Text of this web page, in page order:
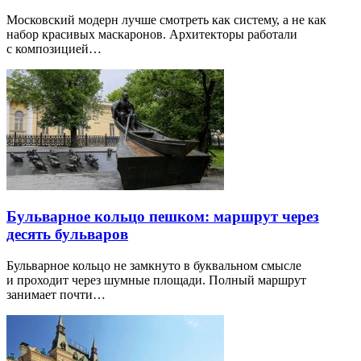
Московский модерн лучше смотреть как систему, а не как
набор красивых маскаронов. Архитекторы работали
с композицией…
Бульварное кольцо пешком: маршрут через
десять бульваров
Бульварное кольцо не замкнуто в буквальном смысле
и проходит через шумные площади. Полный маршрут
занимает почти…